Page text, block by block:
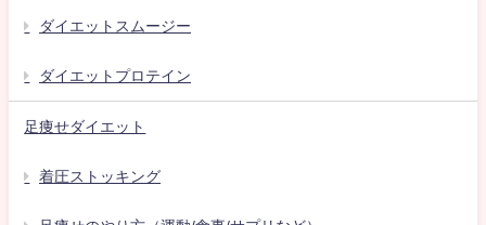
ダイエットスムージー
ダイエットプロテイン
足痩せダイエット
着圧ストッキング